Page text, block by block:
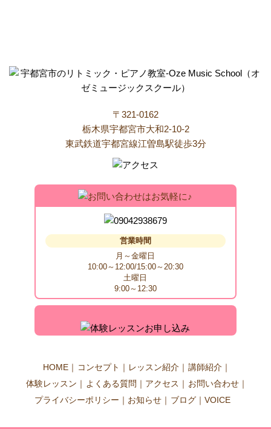
〒321-0162
栃木県宇都宮市大和2-10-2
東武鉄道宇都宮線江曽島駅徒歩3分
営業時間
月～金曜日
10:00～12:00/15:00～20:30
土曜日
9:00～12:30
HOME コンセプト レッスン紹介
講師紹介
体験レッスン
よくある質問 アクセス
お問い合わせ
プライバシーポリシー
お知らせ ブログ VOICE